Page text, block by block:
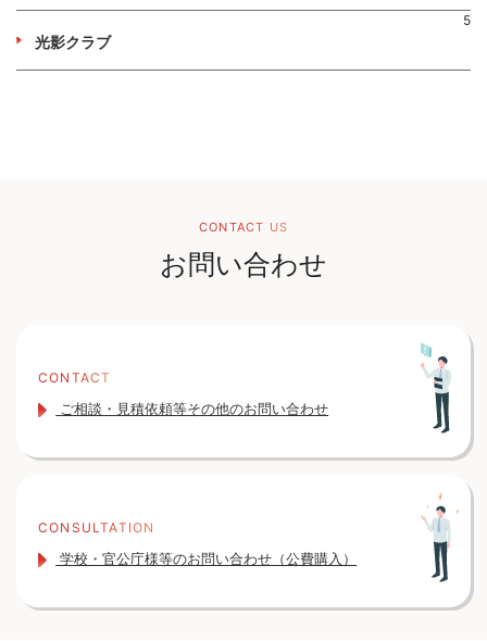
5
光影クラブ
CONTACT US
お問い合わせ
CONTACT
ご相談・見積依頼等その他のお問い合わせ
CONSULTATION
学校・官公庁様等のお問い合わせ（公費購入）